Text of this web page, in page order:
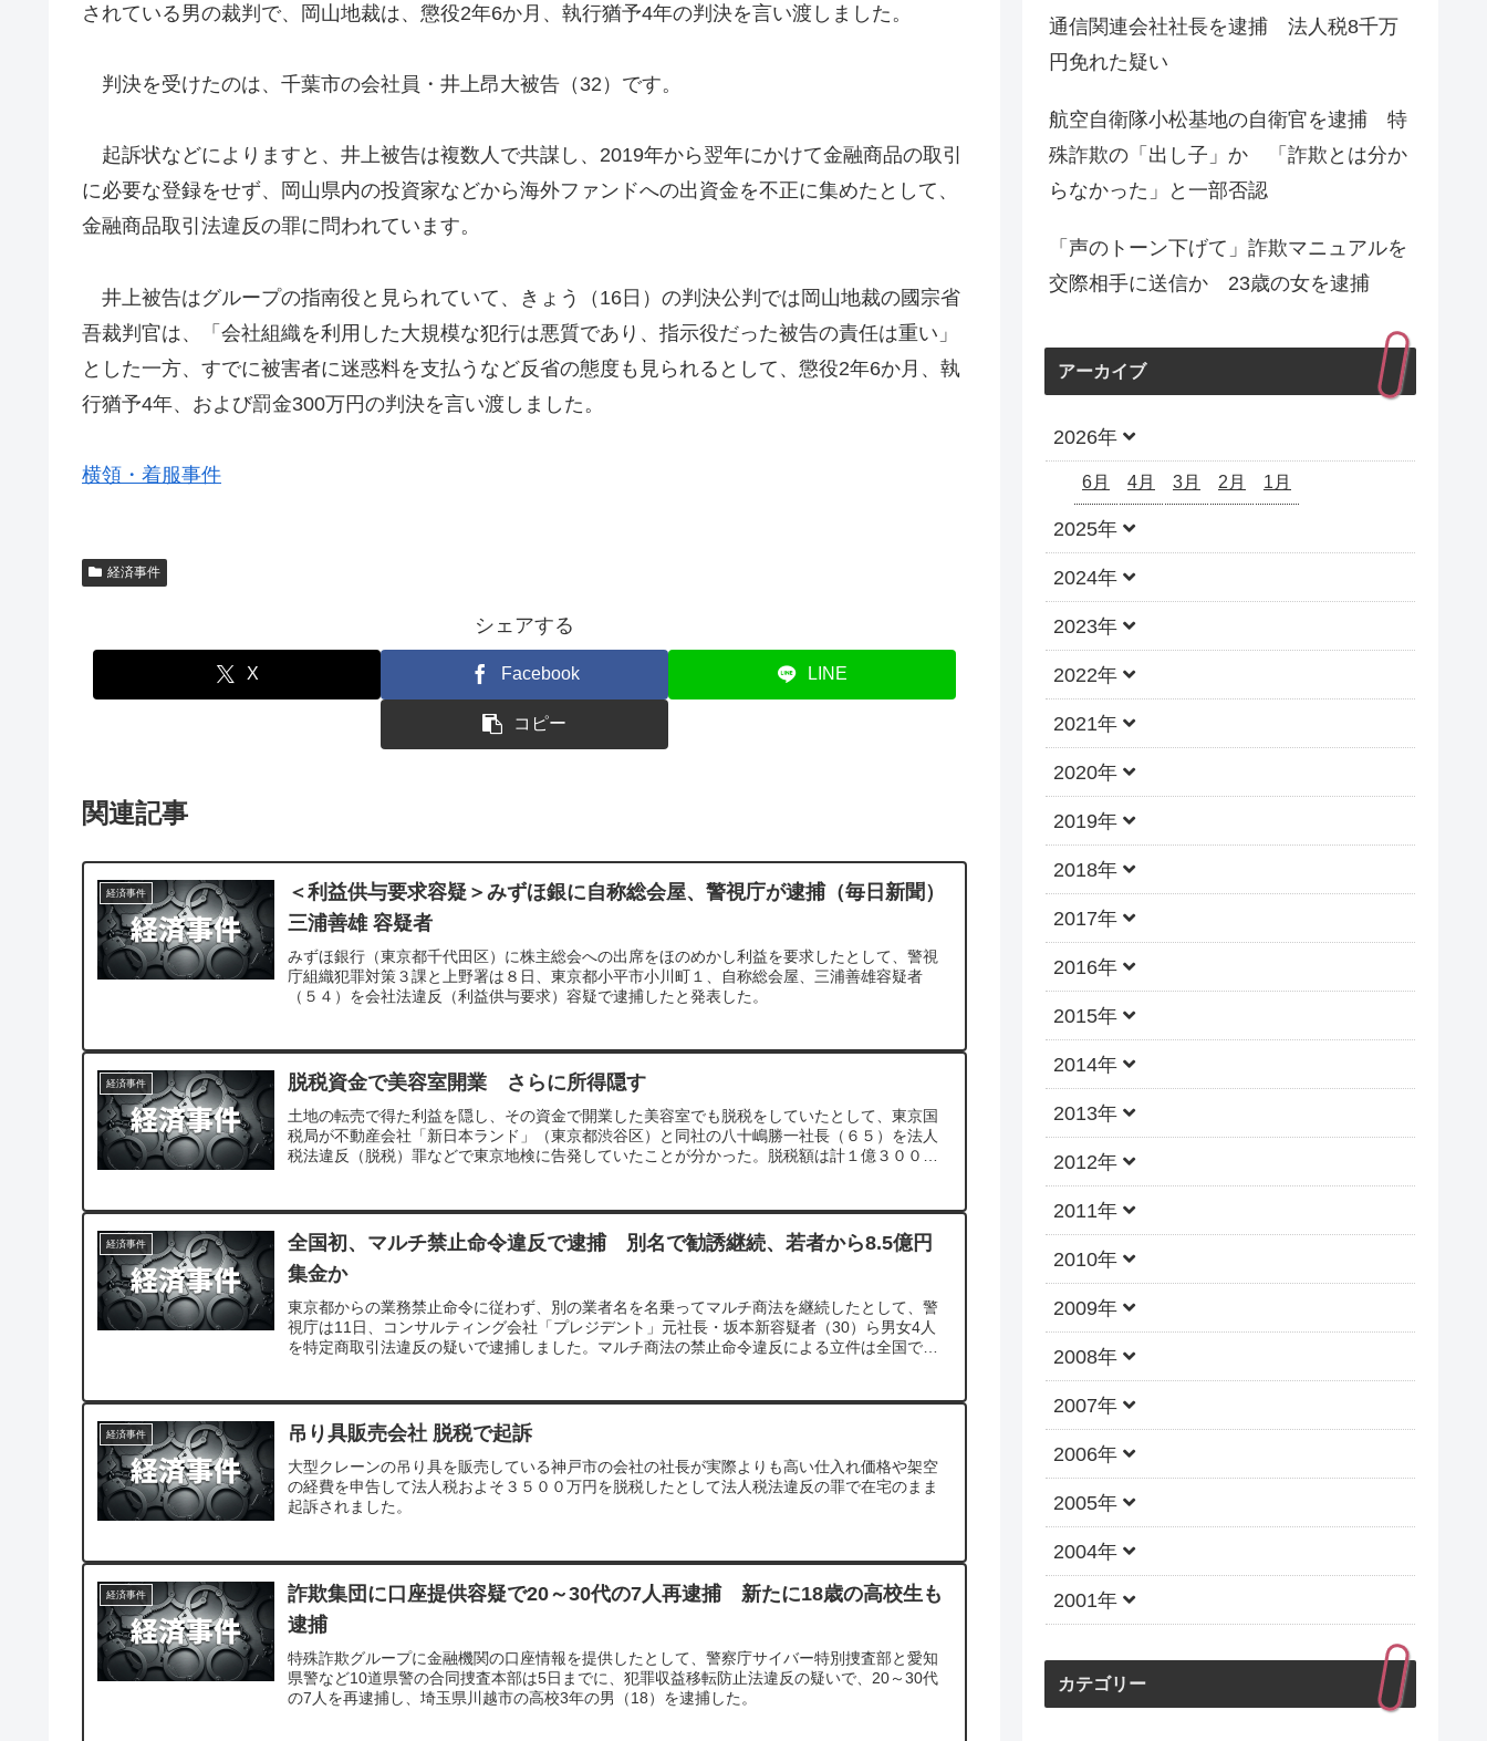
されている男の裁判で、岡山地裁は、懲役2年6か月、執行猶予4年の判決を言い渡しました。
判決を受けたのは、千葉市の会社員・井上昂大被告（32）です。
起訴状などによりますと、井上被告は複数人で共謀し、2019年から翌年にかけて金融商品の取引
に必要な登録をせず、岡山県内の投資家などから海外ファンドへの出資金を不正に集めたとして、
金融商品取引法違反の罪に問われています。
井上被告はグループの指南役と見られていて、きょう（16日）の判決公判では岡山地裁の國宗省
吾裁判官は、「会社組織を利用した大規模な犯行は悪質であり、指示役だった被告の責任は重い」
とした一方、すでに被害者に迷惑料を支払うなど反省の態度も見られるとして、懲役2年6か月、執
行猶予4年、および罰金300万円の判決を言い渡しました。
横領・着服事件
経済事件
シェアする
X Facebook LINE
コピー
関連記事
経済事件
＜利益供与要求容疑＞みずほ銀に自称総会屋、警視庁が逮捕（毎日新聞）
三浦善雄 容疑者
みずほ銀行（東京都千代田区）に株主総会への出席をほのめかし利益を要求したとして、警視
庁組織犯罪対策３課と上野署は８日、東京都小平市小川町１、自称総会屋、三浦善雄容疑者
（５４）を会社法違反（利益供与要求）容疑で逮捕したと発表した。
経済事件 脱税資金で美容室開業 さらに所得隠す
土地の転売で得た利益を隠し、その資金で開業した美容室でも脱税をしていたとして、東京国
税局が不動産会社「新日本ランド」（東京都渋谷区）と同社の八十嶋勝一社長（６５）を法人
税法違反（脱税）罪などで東京地検に告発していたことが分かった。脱税額は計１億３０００
経済事件
全国初、マルチ禁止命令違反で逮捕 別名で勧誘継続、若者から8.5億円
集金か
東京都からの業務禁止命令に従わず、別の業者名を名乗ってマルチ商法を継続したとして、警
視庁は11日、コンサルティング会社「プレジデント」元社長・坂本新容疑者（30）ら男女4人
を特定商取引法違反の疑いで逮捕しました。マルチ商法の禁止命令違反による立件は全国で初
経済事件 吊り具販売会社 脱税で起訴
大型クレーンの吊り具を販売している神戸市の会社の社長が実際よりも高い仕入れ価格や架空
の経費を申告して法人税およそ３５００万円を脱税したとして法人税法違反の罪で在宅のまま
起訴されました。
経済事件
詐欺集団に口座提供容疑で20～30代の7人再逮捕 新たに18歳の高校生も
逮捕
特殊詐欺グループに金融機関の口座情報を提供したとして、警察庁サイバー特別捜査部と愛知
県警など10道県警の合同捜査本部は5日までに、犯罪収益移転防止法違反の疑いで、20～30代
の7人を再逮捕し、埼玉県川越市の高校3年の男（18）を逮捕した。
通信関連会社社長を逮捕 法人税8千万
円免れた疑い
航空自衛隊小松基地の自衛官を逮捕 特
殊詐欺の「出し子」か 「詐欺とは分か
らなかった」と一部否認
「声のトーン下げて」詐欺マニュアルを
交際相手に送信か 23歳の女を逮捕
アーカイブ
2026年
6月 4月 3月 2月 1月
2025年
2024年
2023年
2022年
2021年
2020年
2019年
2018年
2017年
2016年
2015年
2014年
2013年
2012年
2011年
2010年
2009年
2008年
2007年
2006年
2005年
2004年
2001年
カテゴリー